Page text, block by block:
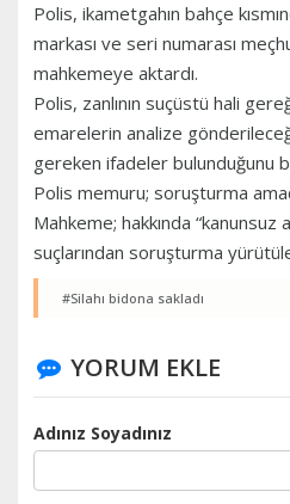
Polis, ikametgahın bahçe
markası ve seri numarası
mahkemeye aktardı.
Polis, zanlının suçüstü hali
emarelerin analize
gereken ifadeler bulunduğunu
Polis memuru; soruşturma
Mahkeme; hakkında
suçlarından soruşturma
#Silahı bidona sakladı
YORUM EKLE
Adınız Soyadınız